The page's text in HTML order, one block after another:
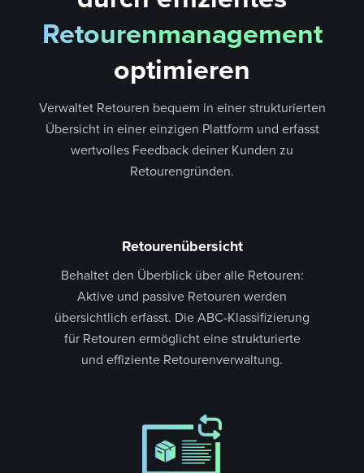
Retourenmanagement
optimieren
Verwaltet Retouren bequem in einer strukturierten
Übersicht in einer einzigen Plattform und erfasst
wertvolles Feedback deiner Kunden zu
Retourengründen.
Retourenübersicht
Behaltet den Überblick über alle Retouren:
Aktive und passive Retouren werden
übersichtlich erfasst. Die ABC-Klassifizierung
für Retouren ermöglicht eine strukturierte
und effiziente Retourenverwaltung.